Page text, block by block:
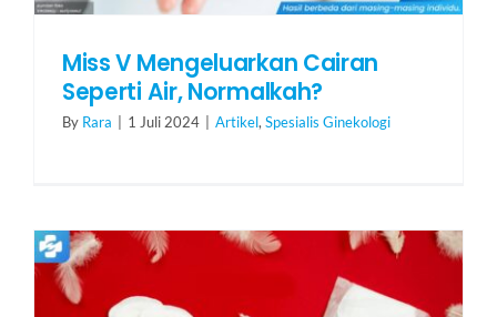
Miss V Mengeluarkan Cairan
Seperti Air, Normalkah?
By Rara 1 Juli 2024 Artikel, Spesialis Ginekologi